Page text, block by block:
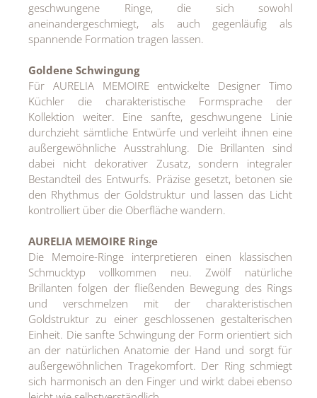
geschwungene Ringe, die sich sowohl
aneinandergeschmiegt, als auch gegenläufig als
spannende Formation tragen lassen.
Goldene Schwingung
Für AURELIA MEMOIRE entwickelte Designer Timo
Küchler die charakteristische Formsprache der
Kollektion weiter. Eine sanfte, geschwungene Linie
durchzieht sämtliche Entwürfe und verleiht ihnen eine
außergewöhnliche Ausstrahlung. Die Brillanten sind
dabei nicht dekorativer Zusatz, sondern integraler
Bestandteil des Entwurfs. Präzise gesetzt, betonen sie
den Rhythmus der Goldstruktur und lassen das Licht
kontrolliert über die Oberfläche wandern.
AURELIA MEMOIRE Ringe
Die Memoire-Ringe interpretieren einen klassischen
Schmucktyp vollkommen neu. Zwölf natürliche
Brillanten folgen der fließenden Bewegung des Rings
und verschmelzen mit der charakteristischen
Goldstruktur zu einer geschlossenen gestalterischen
Einheit. Die sanfte Schwingung der Form orientiert sich
an der natürlichen Anatomie der Hand und sorgt für
außergewöhnlichen Tragekomfort. Der Ring schmiegt
sich harmonisch an den Finger und wirkt dabei ebenso